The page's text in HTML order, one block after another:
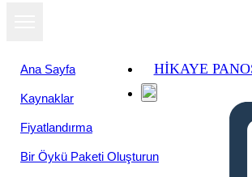
Ana Sayfa
Kaynaklar
Fiyatlandırma
Bir Öykü Paketi Oluşturun
HIKAYE
Slayt gösterisi
olarak
görüntüle